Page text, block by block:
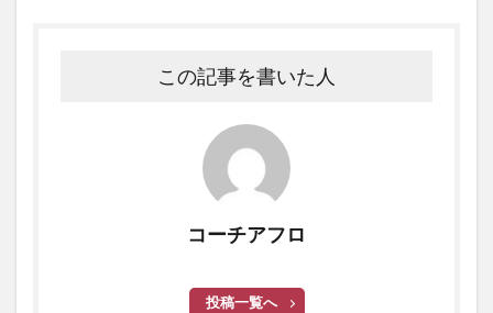
この記事を書いた人
コーチアフロ
投稿一覧へ